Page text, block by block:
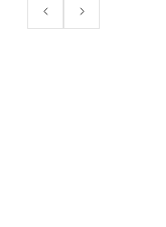
Laser frakcyjny bez okresu